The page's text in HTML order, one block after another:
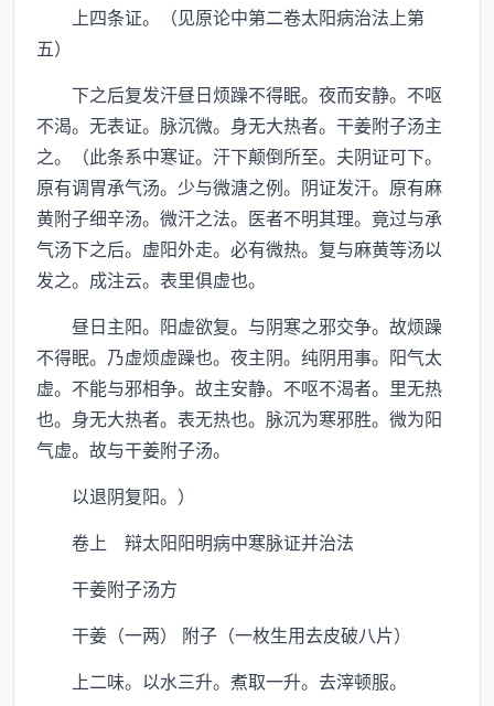
上四条证。（见原论中第二卷太阳病治法上第
五）
下之后复发汗昼日烦躁不得眠。夜而安静。不呕
不渴。无表证。脉沉微。身无大热者。干姜附子汤主
之。（此条系中寒证。汗下颠倒所至。夫阴证可下。
原有调胃承气汤。少与微溏之例。阴证发汗。原有麻
黄附子细辛汤。微汗之法。医者不明其理。竟过与承
气汤下之后。虚阳外走。必有微热。复与麻黄等汤以
发之。成注云。表里俱虚也。
昼日主阳。阳虚欲复。与阴寒之邪交争。故烦躁
不得眠。乃虚烦虚躁也。夜主阴。纯阴用事。阳气太
虚。不能与邪相争。故主安静。不呕不渴者。里无热
也。身无大热者。表无热也。脉沉为寒邪胜。微为阳
气虚。故与干姜附子汤。
以退阴复阳。）
卷上 辩太阳阳明病中寒脉证并治法
干姜附子汤方
干姜（一两） 附子（一枚生用去皮破八片）
上二味。以水三升。煮取一升。去滓顿服。